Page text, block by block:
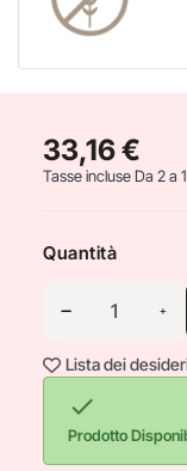
33,16 €
Tasse incluseDa 2 a
Quantità
Lista dei

Prodotto